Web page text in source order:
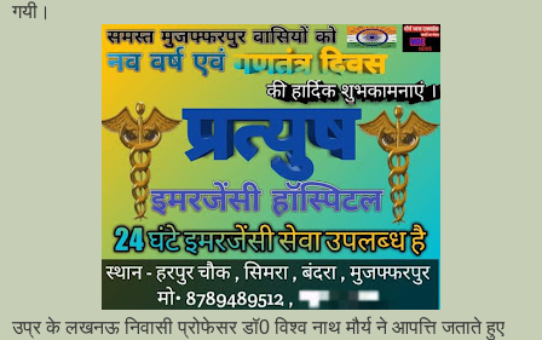
गयी।
उप्र के लखनऊ निवासी प्रोफेसर डॉ0 विश्व नाथ मौर्य ने आपत्ति जताते हुए